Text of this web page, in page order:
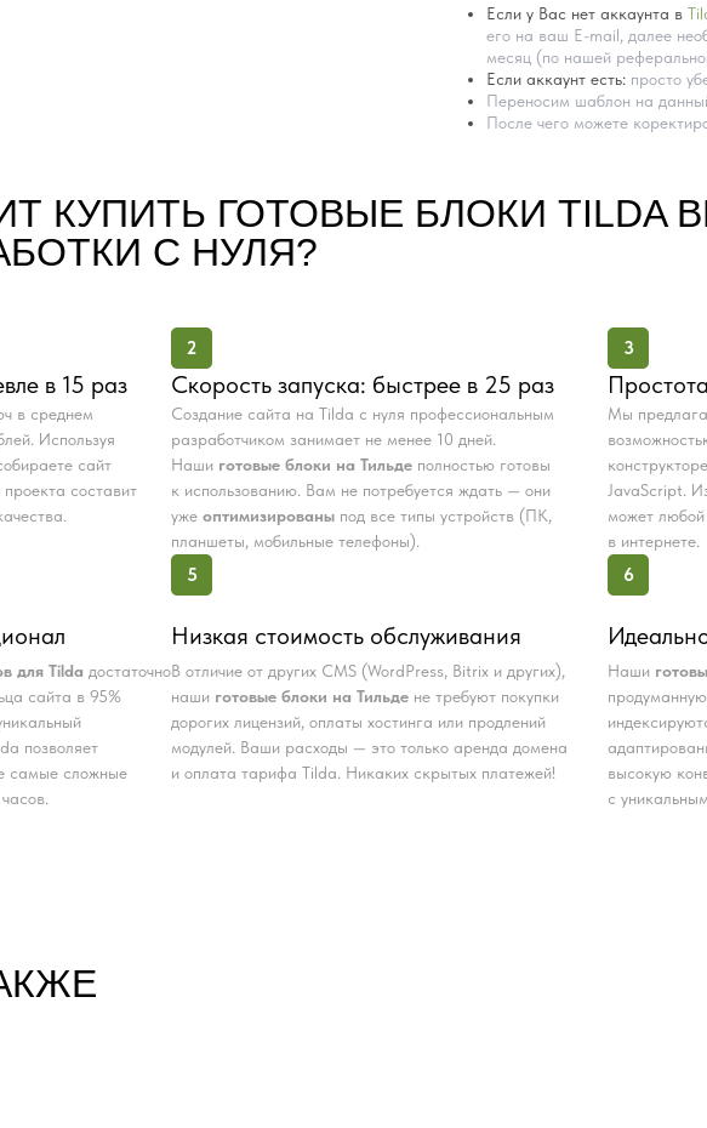
Если у Вас нет аккаунта в
его на ваш E-mail, далее
месяц (по нашей
Если аккаунт есть: просто
Переносим шаблон на
После чего можете
КУПИТЬ ГОТОВЫЕ БЛОКИ TILDA
С НУЛЯ?
в 15 раз
в среднем
Используя
сайт
составит
2
Скорость запуска: быстрее в 25 раз
Создание сайта на Tilda с нуля профессиональным
разработчиком занимает не менее 10 дней.
Наши готовые блоки на Тильде полностью готовы
к использованию. Вам не потребуется ждать — они
уже оптимизированы под все типы устройств (ПК,
планшеты, мобильные телефоны).
3
Мы
JavaScript.
может
в интернете.
для Tilda достаточно
сайта в 95%
позволяет
самые сложные
В отличие от других CMS (WordPress, Bitrix и других),
наши готовые блоки на Тильде не требуют покупки
дорогих лицензий, оплаты хостинга или продлений
модулей. Ваши расходы — это только аренда домена
и оплата тарифа Tilda. Никаких скрытых платежей!
Низкая стоимость обслуживания
5
Наши
высокую
с
6